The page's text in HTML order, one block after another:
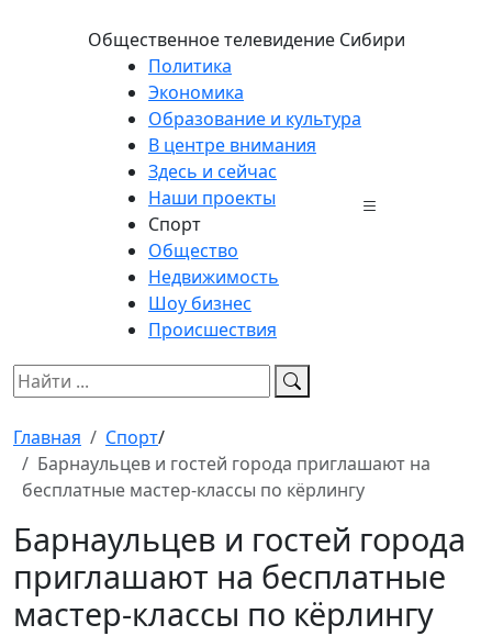
Общественное телевидение Сибири
Политика
Экономика
Образование и культура
В центре внимания
Здесь и сейчас
Наши проекты
Спорт
Общество
Недвижимость
Шоу бизнес
Происшествия
Главная Спорт/
Барнаульцев и гостей города приглашают на
бесплатные мастер-классы по кёрлингу
Барнаульцев и гостей города
приглашают на бесплатные
мастер-классы по кёрлингу